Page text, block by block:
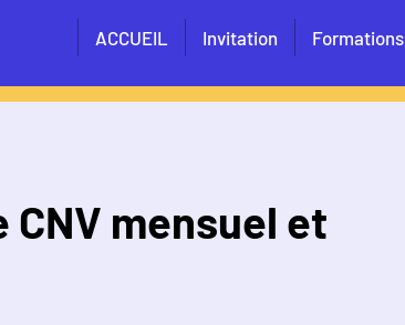
ACCUEIL Invitation Formations
CNV mensuel et